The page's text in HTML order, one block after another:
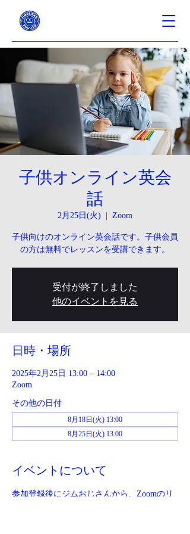
子供オンライン英会
話
2月25日(火) Zoom
子供向けのオンライン英会話です。子供会員
の方は無料でレッスンを受講できます。
受付が終了しました
他のイベントを見る
日時・場所
2025年2月25日 13:00 – 14:00
Zoom
その他の日付
8月18日(火) 13:00
8月25日(火) 13:00
イベントについて
参加登録後にジムおじさんから、Zoomのリ